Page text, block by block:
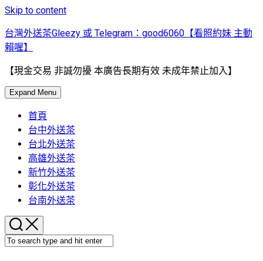
Skip to content
台灣外送茶Gleezy 或 Telegram：good6060【看照約妹 主動
賴喔】
【現金交易 非誠勿擾 本廣告長期有效 未成年禁止加入】
Expand Menu
首頁
台中外送茶
台北外送茶
高雄外送茶
新竹外送茶
彰化外送茶
台南外送茶